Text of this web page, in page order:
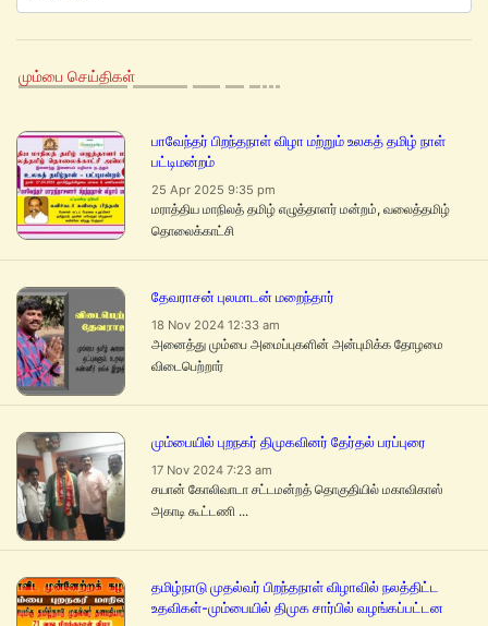
மும்பை செய்திகள்
பாவேந்தர் பிறந்தநாள் விழா மற்றும் உலகத் தமிழ் நாள்
பட்டிமன்றம்
25 Apr 2025 9:35 pm
மராத்திய மாநிலத் தமிழ் எழுத்தாளர் மன்றம், வலைத்தமிழ்
தொலைக்காட்சி
தேவராசன் புலமாடன் மறைந்தார்
18 Nov 2024 12:33 am
அனைத்து மும்பை அமைப்புகளின் அன்புமிக்க தோழமை
விடைபெற்றார்
மும்பையில் புறநகர் திமுகவினர் தேர்தல் பரப்புரை
17 Nov 2024 7:23 am
சயான் கோலிவாடா சட்டமன்றத் தொகுதியில் மகாவிகாஸ்
அகாடி கூட்டணி ...
தமிழ்நாடு முதல்வர் பிறந்தநாள் விழாவில் நலத்திட்ட
உதவிகள்-மும்பையில் திமுக சார்பில் வழங்கப்பட்டன